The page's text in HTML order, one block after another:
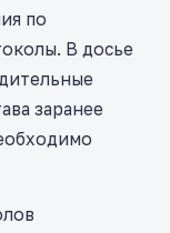
по
В досье
заранее